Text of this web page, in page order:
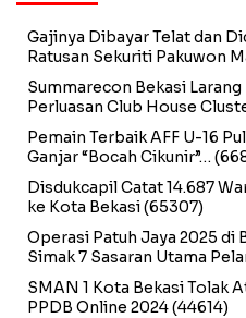
Gajinya Dibayar Telat dan
Ratusan Sekuriti Pakuwon
Summarecon Bekasi
Perluasan Club House
Pemain Terbaik AFF U-16
Ganjar “Bocah Cikunir”…
Disdukcapil Catat 14.687
ke Kota Bekasi(65307)
Operasi Patuh Jaya 2025 di
Simak 7 Sasaran Utama
SMAN 1 Kota Bekasi Tolak
PPDB Online 2024(44614)